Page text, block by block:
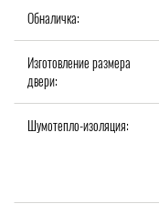
Обналичка:
Изготовление размера
двери:
Шумотепло-изоляция: